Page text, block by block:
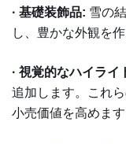
· 基礎装飾品: 雪の
し、豊かな外観を作
· 視覚的なハイライ
追加します。これ
小売価値を高めます